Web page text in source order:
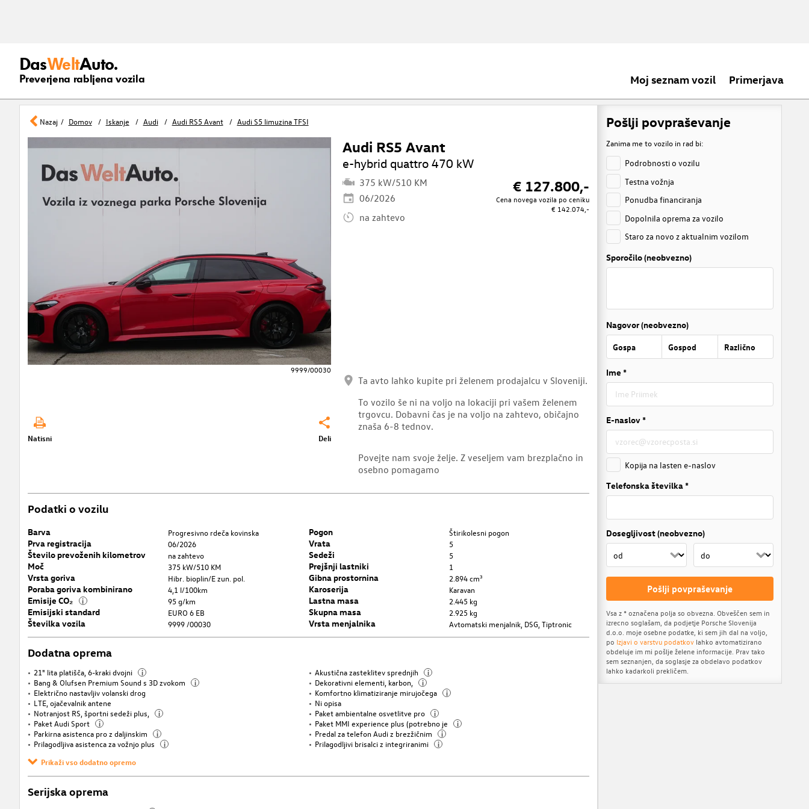
DasWeltAuto.
Preverjena rabljena vozila Moj seznam vozil Primerjava
Nazaj Domov Iskanje Audi Audi RS5 Avant Audi S5 limuzina TFSI
9999/00030
Audi RS5 Avant
e-hybrid quattro 470 kW
375 kW/510 KM
06/2026
na zahtevo
€ 127.800,-
Cena novega vozila po ceniku
€ 142.074,-
Ta avto lahko kupite pri želenem prodajalcu v Sloveniji.
To vozilo še ni na voljo na lokaciji pri vašem želenem
trgovcu. Dobavni čas je na voljo na zahtevo, običajno
znaša 6-8 tednov.
Povejte nam svoje želje. Z veseljem vam brezplačno in
osebno pomagamo
Natisni Deli
Podatki o vozilu
Barva Progresivno rdeča kovinska
Prva registracija 06/2026
Število prevoženih kilometrov na zahtevo
Moč 375 kW/510 KM
Vrsta goriva Hibr. bioplin/E zun. pol.
Poraba goriva kombinirano 4,1 l/100km
Emisije CO₂ i 95 g/km
Emisijski standard EURO 6 EB
Številka vozila 9999 /00030
Pogon Štirikolesni pogon
Vrata 5
Sedeži 5
Prejšnji lastniki 1
Gibna prostornina 2.894 cm³
Karoserija Karavan
Lastna masa 2.445 kg
Skupna masa 2.925 kg
Vrsta menjalnika Avtomatski menjalnik, DSG, Tiptronic
Dodatna oprema
21" lita platišča, 6-kraki dvojni i Akustična zasteklitev sprednjih i
Bang & Olufsen Premium Sound s 3D zvokom i Dekorativni elementi, karbon, i
Električno nastavljiv volanski drog Komfortno klimatiziranje mirujočega i
LTE, ojačevalnik antene
Ni opisa
Notranjost RS, športni sedeži plus,
i Paket ambientalne osvetlitve pro i
Paket Audi Sport i Paket MMI experience plus (potrebno je i
Parkirna asistenca pro z daljinskim i Predal za telefon Audi z brezžičnim i
Prilagodljiva asistenca za vožnjo plus i Prilagodljivi brisalci z integriranimi i
Prikaži vso dodatno opremo
Serijska oprema
Pošlji povpraševanje
Zanima me to vozilo in rad bi:
Podrobnosti o vozilu
Testna vožnja
Ponudba financiranja
Dopolnila oprema za vozilo
Staro za novo z aktualnim vozilom
Sporočilo (neobvezno)
Nagovor (neobvezno)
Gospa Gospod Različno
Ime *
E-naslov *
Kopija na lasten e-naslov
Telefonska številka *
Dosegljivost (neobvezno)
Pošlji povpraševanje
Vsa z * označena polja so obvezna. Obveščen sem in
izrecno soglašam, da podjetje Porsche Slovenija
d.o.o. moje osebne podatke, ki sem jih dal na voljo,
po Izjavi o varstvu podatkov lahko avtomatizirano
obdeluje im mi pošlje želene informacije. Prav tako
sem seznanjen, da soglasje za obdelavo podatkov
lahko kadarkoli prekličem.